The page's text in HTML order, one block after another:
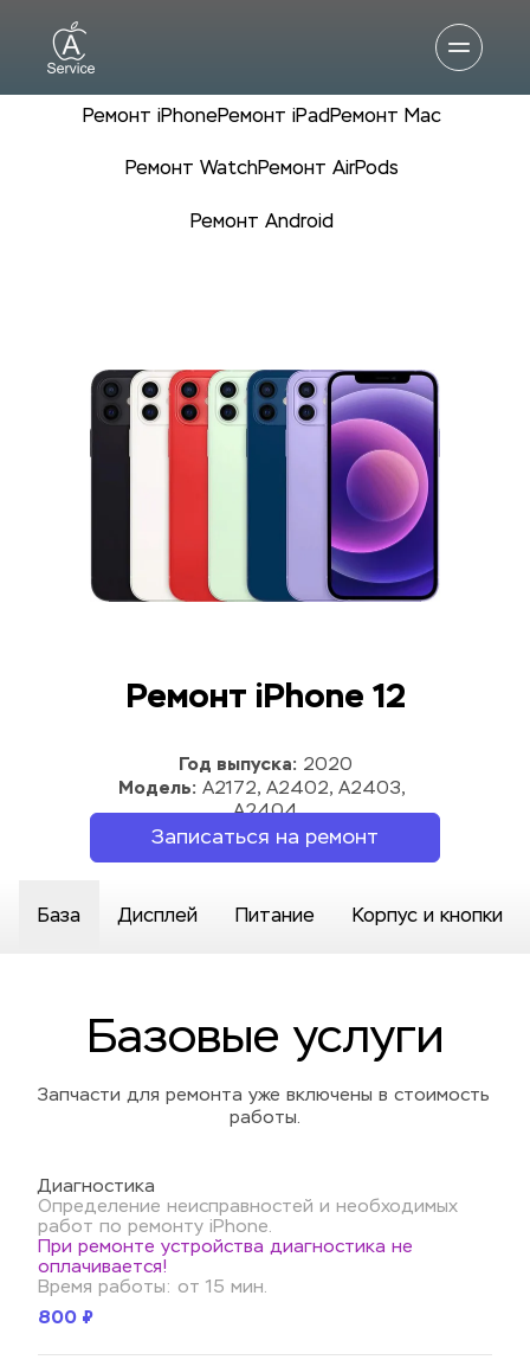
Ремонт iPhoneРемонт iPad Ремонт Mac
Ремонт WatchРемонт AirPods
Ремонт Android
Ремонт iPhone 12
Год выпуска: 2020
Модель: A2172, A2402, A2403,
A2404
Записаться на ремонт
База Дисплей Питание Корпус и кнопки
Базовые услуги
Запчасти для ремонта уже включены в стоимость
работы.
Диагностика
Определение неисправностей и необходимых
работ по ремонту iPhone.
При ремонте устройства диагностика не
оплачивается!
Время работы: от 15 мин.
800 ₽